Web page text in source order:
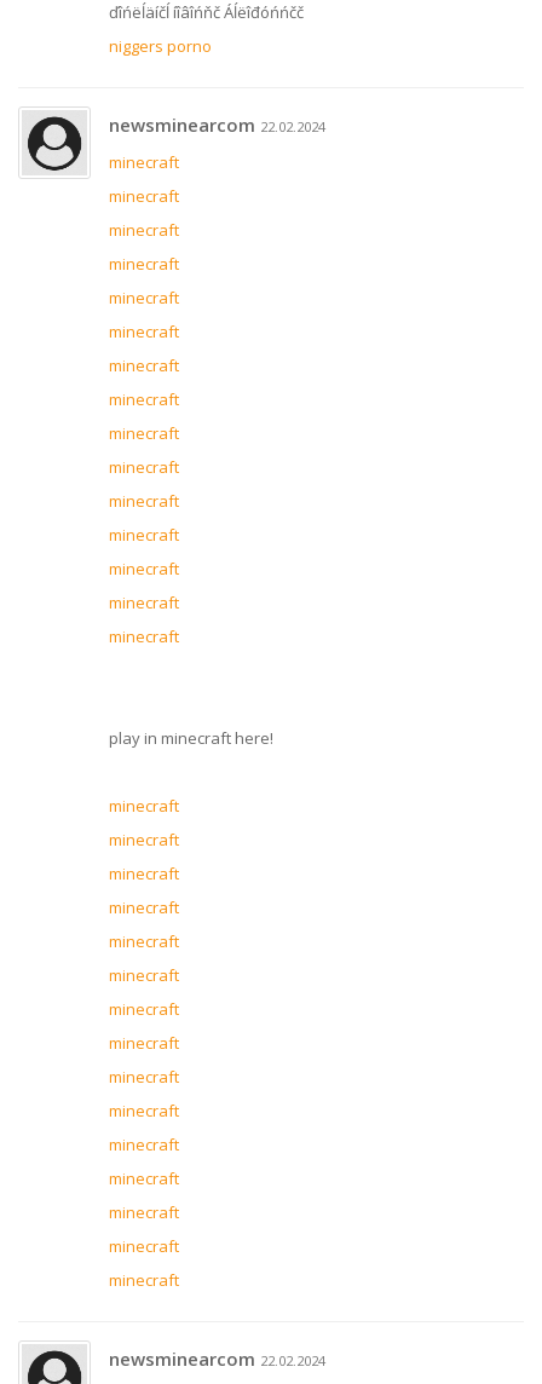
ďîńëĺäíčĺ íîâîńňč Áĺëîđóńńčč
niggers porno
newsminearcom 22.02.2024
minecraft
minecraft
minecraft
minecraft
minecraft
minecraft
minecraft
minecraft
minecraft
minecraft
minecraft
minecraft
minecraft
minecraft
minecraft
play in minecraft here!
minecraft
minecraft
minecraft
minecraft
minecraft
minecraft
minecraft
minecraft
minecraft
minecraft
minecraft
minecraft
minecraft
minecraft
minecraft
newsminearcom 22.02.2024